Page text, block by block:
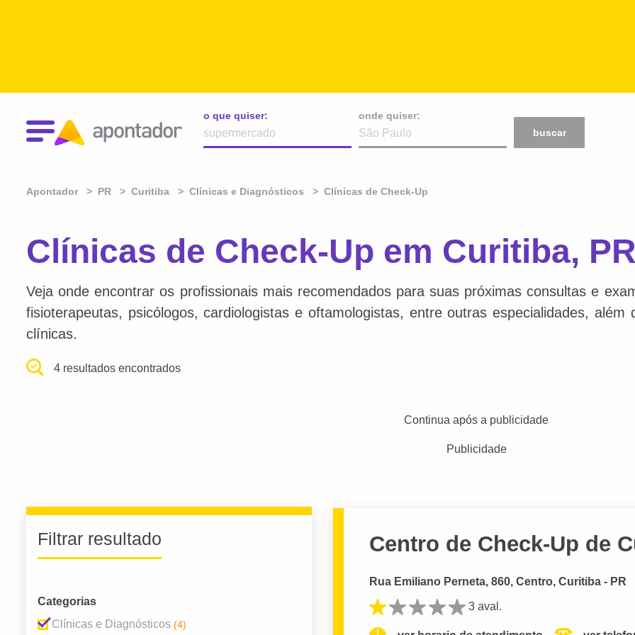
o que quiser:
onde quiser:
buscar
Apontador PR Curitiba Clínicas e Diagnósticos Clínicas de Check-Up
Clínicas de Check-Up em Curitiba, PR
Veja onde encontrar os profissionais mais recomendados para suas próximas consultas e
fisioterapeutas, psicólogos, cardiologistas e oftamologistas, entre outras especialidades,
clínicas.
4 resultados encontrados
Continua após a publicidade
Publicidade
Filtrar resultado
Categorias
Clínicas e Diagnósticos (4)
Centro de Check-Up de
Rua Emiliano Perneta, 860, Centro, Curitiba - PR
3 aval.